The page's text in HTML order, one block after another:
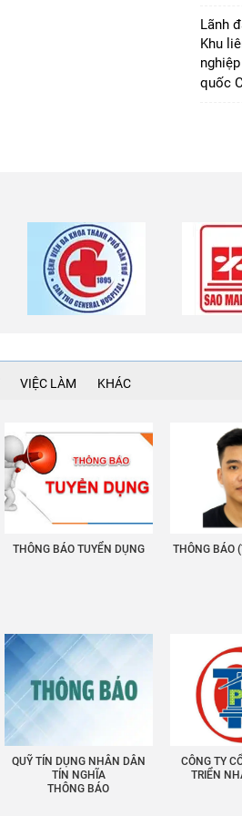
Lãnh
Khu
quốc
VIỆC LÀM KHÁC
THÔNG BÁO TUYỂN DỤNG THÔNG BÁO
QUỸ TÍN DỤNG NHÂN DÂN
TÍN NGHĨA
THÔNG BÁO
CÔNG TY
TRIỂN